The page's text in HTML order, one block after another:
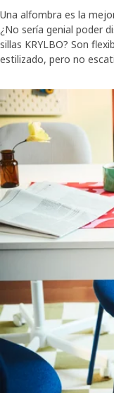
Una alfombra es la
¿No sería genial poder
sillas KRYLBO? Son
estilizado, pero no